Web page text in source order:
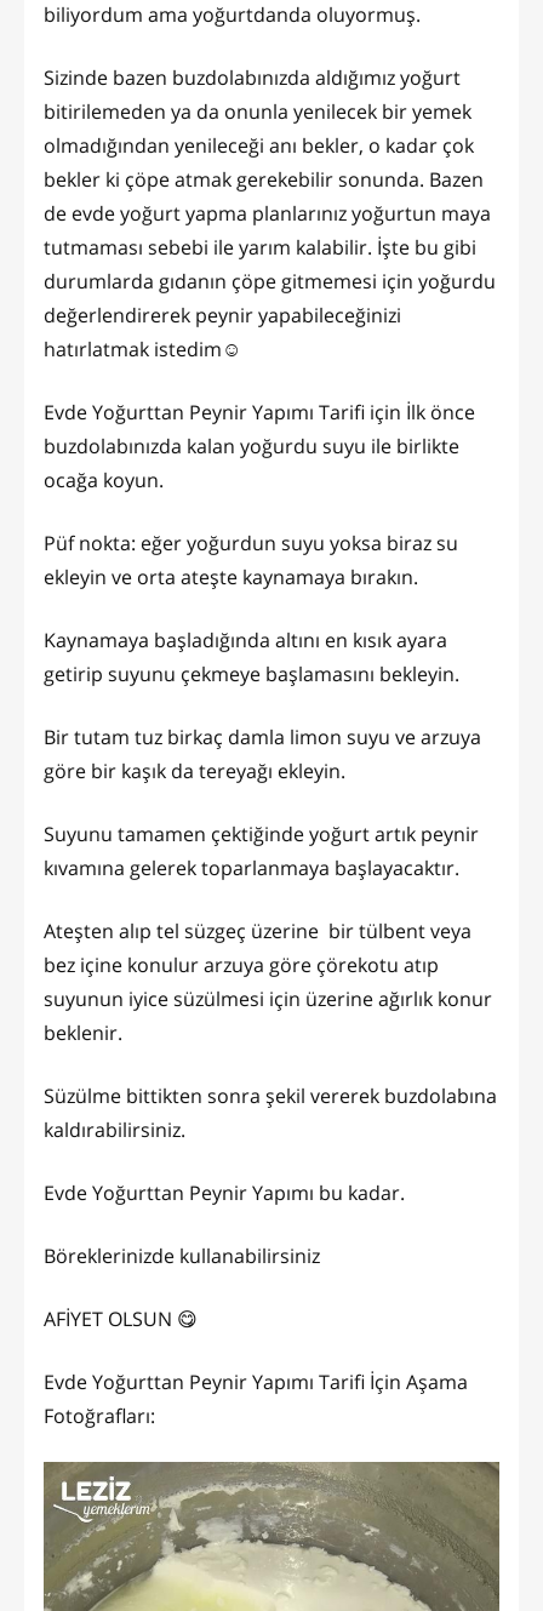
biliyordum ama yoğurtdanda oluyormuş.
Sizinde bazen buzdolabınızda aldığımız yoğurt
bitirilemeden ya da onunla yenilecek bir yemek
olmadığından yenileceği anı bekler, o kadar çok
bekler ki çöpe atmak gerekebilir sonunda. Bazen
de evde yoğurt yapma planlarınız yoğurtun maya
tutmaması sebebi ile yarım kalabilir. İşte bu gibi
durumlarda gıdanın çöpe gitmemesi için yoğurdu
değerlendirerek peynir yapabileceğinizi
hatırlatmak istedim☺️
Evde Yoğurttan Peynir Yapımı Tarifi için İlk önce
buzdolabınızda kalan yoğurdu suyu ile birlikte
ocağa koyun.
Püf nokta: eğer yoğurdun suyu yoksa biraz su
ekleyin ve orta ateşte kaynamaya bırakın.
Kaynamaya başladığında altını en kısık ayara
getirip suyunu çekmeye başlamasını bekleyin.
Bir tutam tuz birkaç damla limon suyu ve arzuya
göre bir kaşık da tereyağı ekleyin.
Suyunu tamamen çektiğinde yoğurt artık peynir
kıvamına gelerek toparlanmaya başlayacaktır.
Ateşten alıp tel süzgeç üzerine bir tülbent veya
bez içine konulur arzuya göre çörekotu atıp
suyunun iyice süzülmesi için üzerine ağırlık konur
beklenir.
Süzülme bittikten sonra şekil vererek buzdolabına
kaldırabilirsiniz.
Evde Yoğurttan Peynir Yapımı bu kadar.
Böreklerinizde kullanabilirsiniz
AFİYET OLSUN 😋
Evde Yoğurttan Peynir Yapımı Tarifi İçin Aşama
Fotoğrafları: